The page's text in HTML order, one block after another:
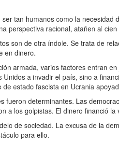
tan humanos como la necesidad
perspectiva racional, atañen al
son de otra índole. Se trata de
en dinero.
armada, varios factores entran
a invadir el país, sino a
estado fascista en Ucrania
determinantes. Las
a los golpistas. El dinero financió la
de sociedad. La excusa de la
para ello.